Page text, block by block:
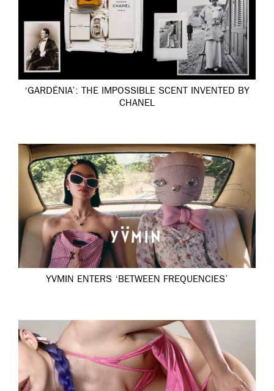
‘GARDÉNIA’: THE IMPOSSIBLE SCENT INVENTED BY
CHANEL
YVMIN ENTERS ‘BETWEEN FREQUENCIES’